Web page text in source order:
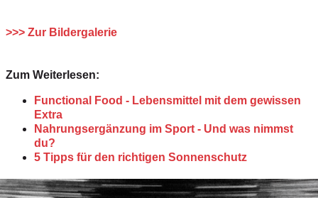
>>> Zur Bildergalerie
Zum Weiterlesen:
Functional Food - Lebensmittel mit dem gewissen
Extra
Nahrungsergänzung im Sport - Und was nimmst
du?
5 Tipps für den richtigen Sonnenschutz